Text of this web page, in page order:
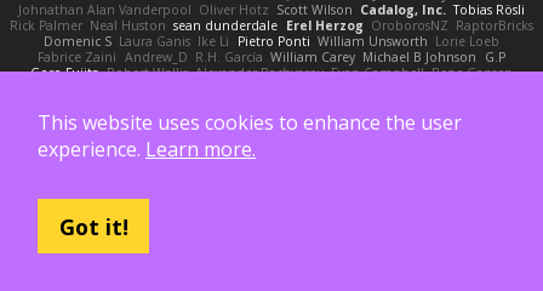
Johnathan Alan Vanderpool Oliver Hotz Scott Wilson Cadalog, Inc. Tobias Rösli
Rick Palmer Neal Huston sean dunderdale Erel Herzog OroborosNZ RaptorBricks
Domenic S Laura Ganis Ike Li Pietro Ponti William Unsworth Lorie Loeb
Fabrice Zaini Andrew_D R.H. García William Carey Michael B Johnson
G.P
Goro Fujita Robert Wallis Alexander Bachvarov Evan Campbell Rene Gansen
Henrik Berglund Jay Piboontum Patrick Lowry Richard Wright kiky John Moon
Daniel Fitzgerald Dana McCabe Miket jehrmaig
Peter Rittinger Benjamin Schechter
Just Gollor
Marc Lemoine Vadim Turchin
This website uses cookies to enhance the user
experience. Learn more.
Got it!